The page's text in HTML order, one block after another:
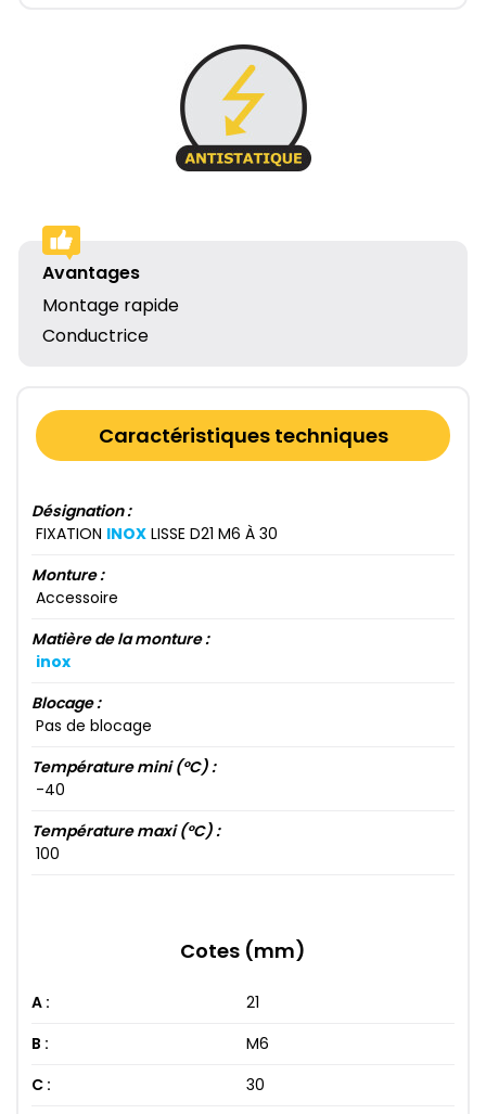
Avantages
Montage rapide
Conductrice
Caractéristiques techniques
Désignation :
FIXATION INOX LISSE D21​ M6​ À 30​
Monture :
Accessoire
Matière de la monture :
inox
Blocage :
Pas de blocage
Température mini (°C) :
-40​
Température maxi (°C) :
100​
Cotes (mm)
A :
21
B :
M6
C :
30